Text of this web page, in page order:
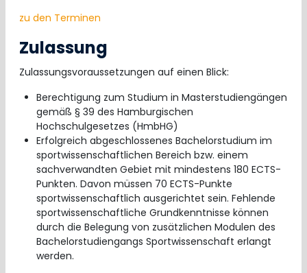
zu den Terminen
Zulassung
Zulassungsvoraussetzungen auf einen Blick:
Berechtigung zum Studium in Masterstudiengängen
gemäß § 39 des Hamburgischen
Hochschulgesetzes (HmbHG)
Erfolgreich abgeschlossenes Bachelorstudium im
sportwissenschaftlichen Bereich bzw. einem
sachverwandten Gebiet mit mindestens 180 ECTS-
Punkten. Davon müssen 70 ECTS-Punkte
sportwissenschaftlich ausgerichtet sein. Fehlende
sportwissenschaftliche Grundkenntnisse können
durch die Belegung von zusätzlichen Modulen des
Bachelorstudiengangs Sportwissenschaft erlangt
werden.